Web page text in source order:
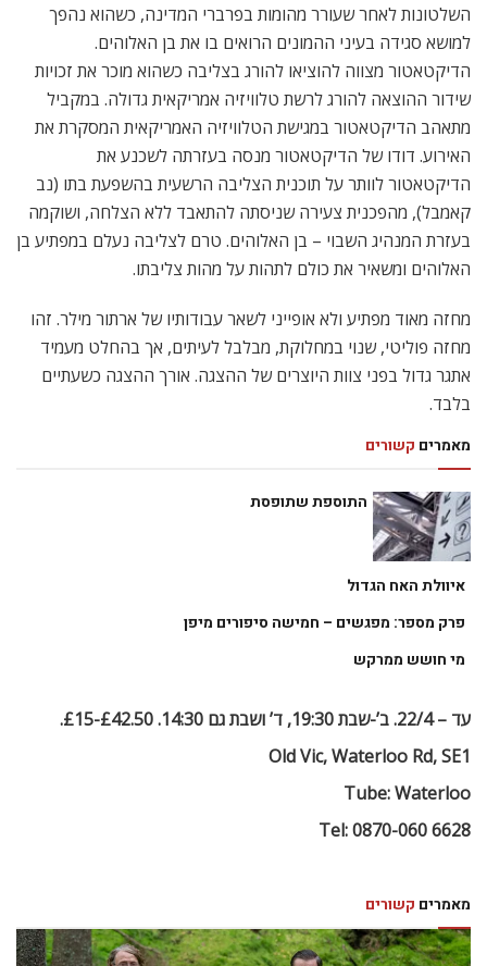
השלטונות לאחר שעורר מהומות בפרברי המדינה, כשהוא נהפך
למושא סגידה בעיני ההמונים הרואים בו את בן האלוהים.
הדיקטאטור מצווה להוציאו להורג בצליבה כשהוא מוכר את זכויות
שידור ההוצאה להורג לרשת טלוויזיה אמריקאית גדולה. במקביל
מתאהב הדיקטאטור במגישת הטלוויזיה האמריקאית המסקרת את
האירוע. דודו של הדיקטאטור מנסה בעזרתה לשכנע את
הדיקטאטור לוותר על תוכנית הצליבה הרשעית בהשפעת בתו (נב
קאמבל), מהפכנית צעירה שניסתה להתאבד ללא הצלחה, ושוקמה
בעזרת המנהיג השבוי – בן האלוהים. טרם לצליבה נעלם במפתיע בן
האלוהים ומשאיר את כולם לתהות על מהות צליבתו.
מחזה מאוד מפתיע ולא אופייני לשאר עבודותיו של ארתור מילר. זהו
מחזה פוליטי, שנוי במחלוקת, מבלבל לעיתים, אך בהחלט מעמיד
אתגר גדול בפני צוות היוצרים של ההצגה. אורך ההצגה כשעתיים
בלבד.
מאמרים קשורים
התוספת שתופסת
איוולת האח הגדול
פרק מספר: מפגשים – חמישה סיפורים מיפן
מי חושש ממרקש
עד – 22/4. ב’-שבת 19:30, ד’ ושבת גם 14:30. £42.50-£15.
Old Vic, Waterloo Rd, SE1
Tube: Waterloo
Tel: 0870-060 6628
מאמרים קשורים